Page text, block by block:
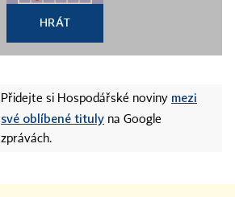
HRÁT
Přidejte si Hospodářské noviny mezi
své oblíbené tituly na Google
zprávách.